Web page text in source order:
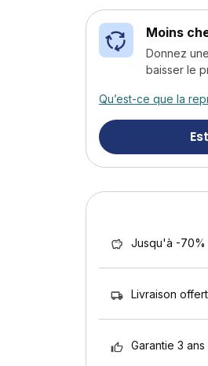
Moins
Donnez
baisser le
Qu’est-ce que la
Jusqu'à -70%
Livraison
Garantie 3 ans